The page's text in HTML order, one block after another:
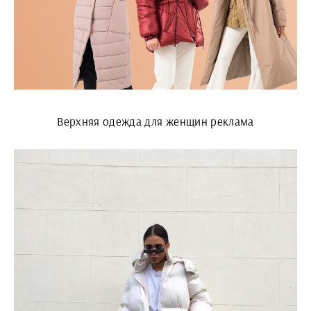
Верхняя одежда для женщин реклама